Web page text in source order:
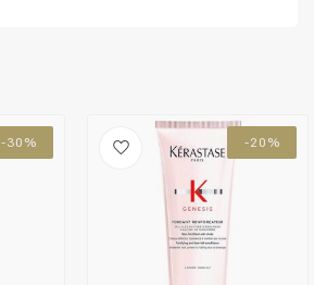
-30% -20%